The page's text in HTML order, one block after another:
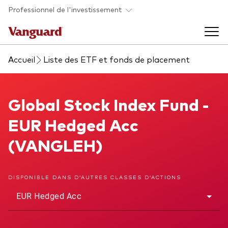
Skip to main content
Professionnel de l'investissement
Fonds et ETFs
Tous les produits
Analyses et événements
Back to main menu
À propos de Vanguard
À propos de Vanguard
Accueil Liste des ETF et fonds de placement
Global Stock Index Fund
Global Stock Index Fund -
EUR Hedged Acc
(VANGLEH)
DISPONIBLE DANS D’AUTRES CLASSES D’ACTIONS
EUR Hedged Acc